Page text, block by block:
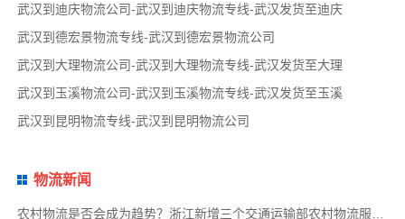
武汉到迪庆物流公司-武汉到迪庆物流专线-武汉发货至迪庆
武汉到德宏景物流专线-武汉到德宏景物流公司
武汉到大理物流公司-武汉到大理物流专线-武汉发货至大理
武汉到玉溪物流公司-武汉到玉溪物流专线-武汉发货至玉溪
武汉到昆明物流专线-武汉到昆明物流公司
物流新闻